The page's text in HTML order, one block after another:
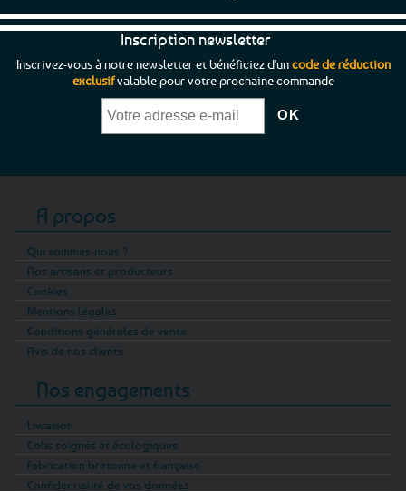
Inscription newsletter
Inscrivez-vous à notre newsletter et bénéficiez d'uncode de réduction
exclusifvalable pour votre prochaine commande
A propos
Qui sommes-nous ?
Nos artisans et producteurs
Cookies
Mentions légales
Conditions générales de vente
Avis de nos clients
Nos engagements
Livraison
Colis soignés et écologiques
Fabrication bretonne et française
Confidentialité de vos données